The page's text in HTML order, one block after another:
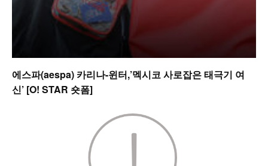
에스파(aespa) 카리나-윈터,’멕시코 사로잡은 태극기 여
신’ [O! STAR 숏폼]